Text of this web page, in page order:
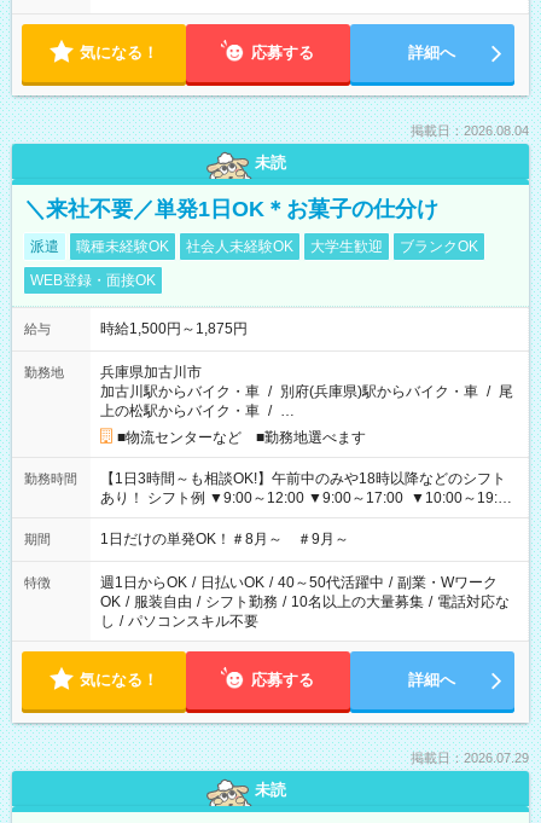
気になる！ 応募する 詳細へ
掲載日：2026.08.04
未読
＼来社不要／単発1日OK＊お菓子の仕分け
派遣 職種未経験OK 社会人未経験OK 大学生歓迎
ブランクOK
WEB登録・面接OK
給与 時給1,500円～1,875円
勤務地
兵庫県加古川市
加古川駅からバイク・車 / 別府(兵庫県)駅からバイク・車 / 尾
上の松駅からバイク・車 / …
■物流センターなど ■勤務地選べます
勤務時間
【1日3時間～も相談OK!】午前中のみや18時以降などのシフト
あり！ シフト例 ▼9:00～12:00 ▼9:00～17:00 ▼10:00～19:00
▼18:00～21:00
期間 1日だけの単発OK！＃8月～ ＃9月～
特徴 週1日からOK / 日払いOK / 40～50代活躍中 / 副業・Wワーク
OK / 服装自由 / シフト勤務 / 10名以上の大量募集 / 電話対応な
し / パソコンスキル不要
気になる！ 応募する 詳細へ
掲載日：2026.07.29
未読